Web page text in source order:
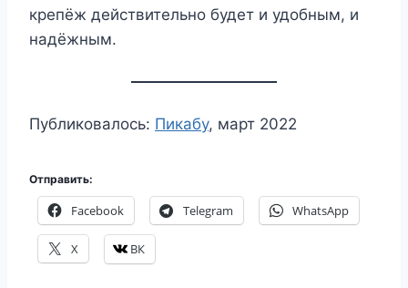
крепёж действительно будет и удобным, и
надёжным.
Публиковалось: Пикабу, март 2022
Отправить:
Facebook Telegram WhatsApp
X ВК